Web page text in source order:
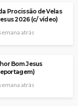
Procissão de Velas
2026 (c/ vídeo)
atrás
Bom Jesus
atrás